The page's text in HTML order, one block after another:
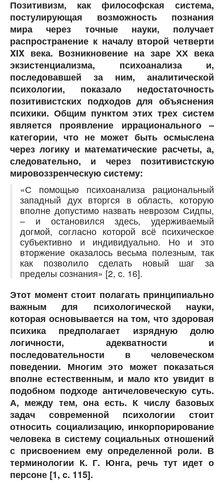
Позитивизм, как философская система,
постулирующая возможность познания
мира через точные науки, получает
распространение к началу второй четверти
XIX века. Возникновение на заре ХХ века
экзистенциализма, психоанализа и,
последовавшей за ним, аналитической
психологии, показало недостаточность
позитивистских подходов для объяснения
психики. Общим пунктом этих трех систем
является проявление иррационального –
категории, что не может быть осмыслена
через логику и математические расчеты, а,
следовательно, и через позитивистскую
мировоззренческую систему:
«С помощью психоанализа рациональный
западный дух вторгся в область, которую
вполне допустимо назвать неврозом Сидпы,
– и остановился здесь, удерживаемый
догмой, согласно которой всё психическое
субъективно и индивидуально. Но и это
вторжение оказалось весьма полезным, так
как позволило сделать новый шаг за
пределы сознания» [2, c. 16].
Этот момент стоит полагать принципиально
важным для психологической науки,
которая основывается на том, что здоровая
психика предполагает изрядную долю
логичности, адекватности и
последовательности в человеческом
поведении. Многим это может показаться
вполне естественным, и мало кто увидит в
подобном подходе античеловеческую суть.
А, между тем, она есть. К числу базовых
задач современной психологии стоит
относить социализацию, инкорпорирование
человека в систему социальных отношений
с присвоением ему определенной роли. В
терминологии К. Г. Юнга, речь тут идет о
персоне [1, c. 115].